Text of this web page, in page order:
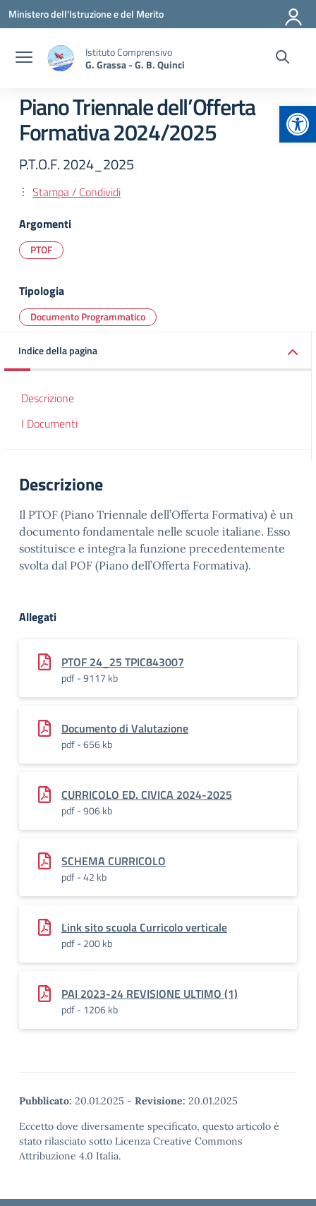
Vai ai contenuti
Vai al menu di navigazione
Vai al footer
Ministero dell'Istruzione e del Merito
Istituto Comprensivo
G. Grassa - G. B. Quinci
Piano Triennale dell’Offerta
Formativa 2024/2025
P.T.O.F. 2024_2025
Stampa / Condividi
Argomenti
PTOF
Tipologia
Documento Programmatico
Indice della pagina
Descrizione
I Documenti
Descrizione
Il PTOF (Piano Triennale dell’Offerta Formativa) è un
documento fondamentale nelle scuole italiane. Esso
sostituisce e integra la funzione precedentemente
svolta dal POF (Piano dell’Offerta Formativa).
Allegati
PTOF 24_25 TPIC843007
pdf - 9117 kb
Documento di Valutazione
pdf - 656 kb
CURRICOLO ED. CIVICA 2024-2025
pdf - 906 kb
SCHEMA CURRICOLO
pdf - 42 kb
Link sito scuola Curricolo verticale
pdf - 200 kb
PAI 2023-24 REVISIONE ULTIMO (1)
pdf - 1206 kb
Pubblicato: 20.01.2025 - Revisione: 20.01.2025
Eccetto dove diversamente specificato, questo articolo è
stato rilasciato sotto Licenza Creative Commons
Attribuzione 4.0 Italia.